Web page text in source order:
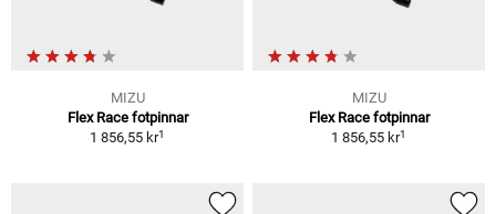
MIZU
Flex Race fotpinnar
1 856,55 kr1
MIZU
Flex Race fotpinnar
1 856,55 kr1